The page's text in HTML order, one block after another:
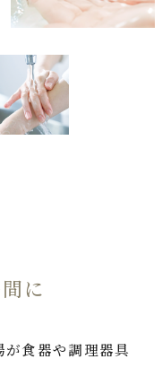
に
食器や調理器具